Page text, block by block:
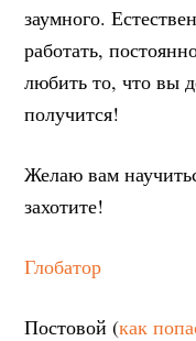
заумного.
работать,
любить то, что вы
получится!
Желаю вам
захотите!
Глобатор
Постовой (как